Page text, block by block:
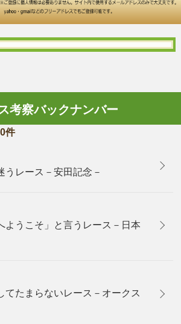
考察バックナンバー
件
うレース－安田記念－
ようこそ」と言うレース－日本
てたまらないレース－オークス